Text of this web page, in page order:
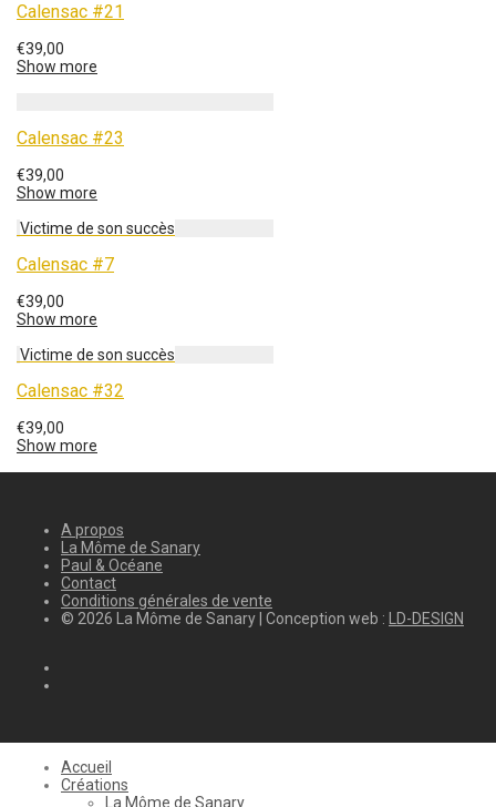
Calensac #21
€39,00
Show more
Calensac #23
€39,00
Show more
Calensac #7
€39,00
Show more
Calensac #32
€39,00
Show more
A propos
La Môme de Sanary
Paul & Océane
Contact
Conditions générales de vente
© 2026 La Môme de Sanary | Conception web : LD-DESIGN
Accueil
Créations
La Môme de Sanary